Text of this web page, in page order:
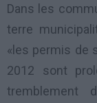
Dans les
terre
«les permis de
2012 sont
tremblement